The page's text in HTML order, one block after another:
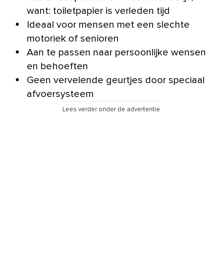
want: toiletpapier is verleden tijd
Ideaal voor mensen met een slechte
motoriek of senioren
Aan te passen naar persoonlijke wensen
en behoeften
Geen vervelende geurtjes door speciaal
afvoersysteem
Lees verder onder de advertentie